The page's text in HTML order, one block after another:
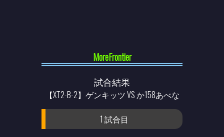
MoreFrontier
試合結果
【XT2-B-2】ゲンキッツ VS か158あべな
1 試合目